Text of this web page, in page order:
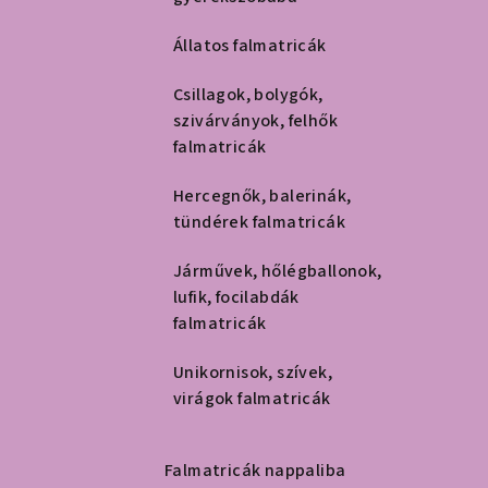
Állatos falmatricák
Csillagok, bolygók,
szivárványok, felhők
falmatricák
Hercegnők, balerinák,
tündérek falmatricák
Járművek, hőlégballonok,
lufik, focilabdák
falmatricák
Unikornisok, szívek,
virágok falmatricák
Falmatricák nappaliba